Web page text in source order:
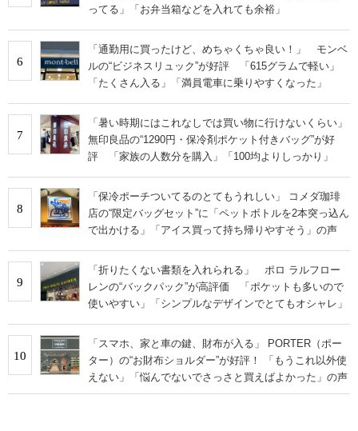
ってる」「お弁当箱などを入れても余裕」
6
「通勤用に買ったけど、めちゃくちゃ良い！」 モンベ
ルの“ビジネスリュック”が好評 「615グラムで軽い」
「たくさん入る」「満員電車に乗りやすくなった」
7
「暑い時期にはこれなしでは買い物に行けないくらい」
無印良品の“1290円・保冷剤ポケット付きバッグ”が好
評 「家族の人数分を購入」「100均よりしっかり」
8
「保冷ポーチついてるのとてもうれしい」 コメダ珈琲
店の“限定バッグセット”に「ペットボトルを2本突っ込ん
で出かける」「アイス買って持ち帰りやすそう」の声
9
「折りたくない書類を入れられる」 ポロ ラルフロー
レンの“バックパック”が高評価 「ポケットも多いので
使いやすい」「シンプルなデザインでとてもオシャレ」
10
「スマホ、家と車の鍵、財布が入る」 PORTER（ポー
ター）の“お財布ショルダー”が好評！ 「もうこれ以外使
えない」「悩んでないでさっさと買えばよかった」の声